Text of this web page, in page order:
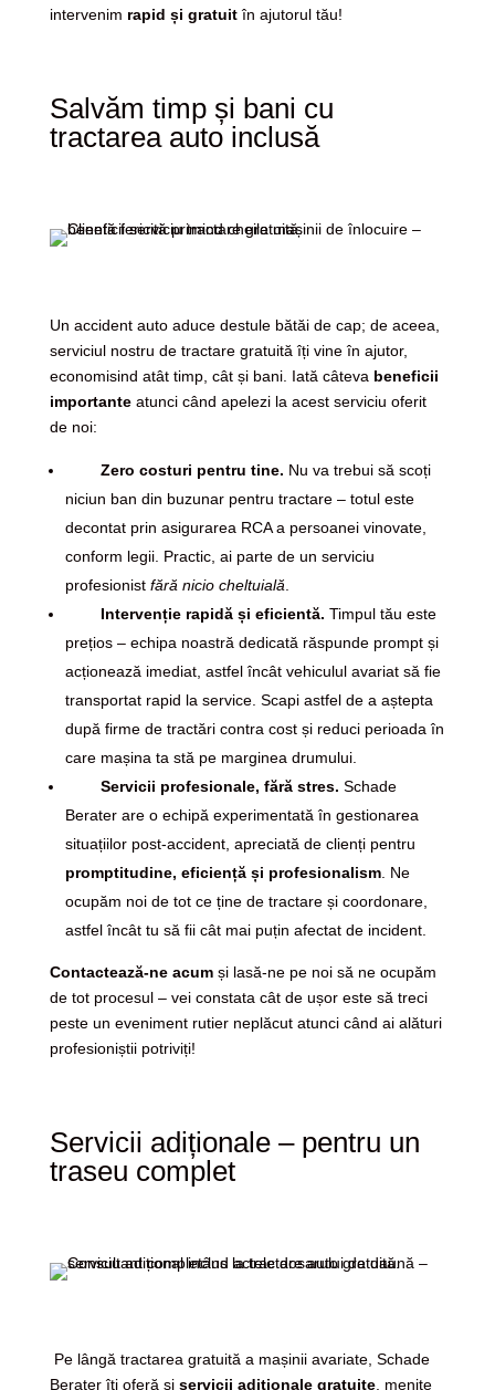
intervenim rapid și gratuitîn ajutorul tău!
Salvăm timp și bani cu
tractarea auto inclusă
Un accident auto aduce destule bătăi de cap; de aceea,
serviciul nostru de tractare gratuită îți vine în ajutor,
economisind atât timp, cât și bani. Iată câteva beneficii
importanteatunci când apelezi la acest serviciu oferit
de noi:
Zero costuri pentru tine. Nu va trebui să scoți
niciun ban din buzunar pentru tractare – totul este
decontat prin asigurarea RCA a persoanei vinovate,
conform legii. Practic, ai parte de un serviciu
profesionist fără nicio cheltuială
Intervenție rapidă și eficientă. Timpul tău este
prețios – echipa noastră dedicată răspunde prompt și
acționează imediat, astfel încât vehiculul avariat să fie
transportat rapid la service. Scapi astfel de a aștepta
după firme de tractări contra cost și reduci perioada în
care mașina ta stă pe marginea drumului.
Servicii profesionale, fără stres. Schade
Berater are o echipă experimentată în gestionarea
situațiilor post-accident, apreciată de clienți pentru
promptitudine, eficiență și profesionalism. Ne
ocupăm noi de tot ce ține de tractare și coordonare,
astfel încât tu să fii cât mai puțin afectat de incident.
Contactează-ne acumși lasă-ne pe noi să ne ocupăm
de tot procesul – vei constata cât de ușor este să treci
peste un eveniment rutier neplăcut atunci când ai alături
profesioniștii potriviți!
Servicii adiționale – pentru un
traseu complet
Pe lângă tractarea gratuită a mașinii avariate, Schade
Berater îți oferă și servicii adiționale gratuite, menite